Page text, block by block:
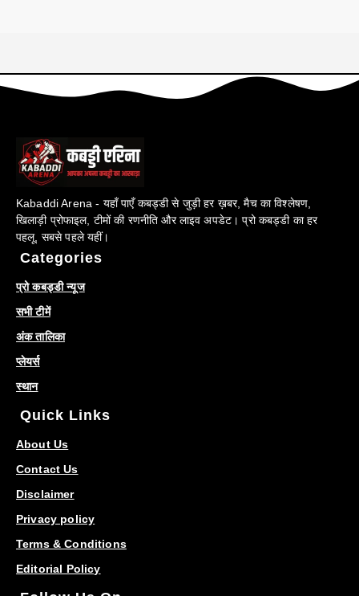
Kabaddi Arena - यहाँ पाएँ कबड्डी से जुड़ी हर ख़बर, मैच का विश्लेषण,
खिलाड़ी प्रोफाइल, टीमों की रणनीति और लाइव अपडेट। प्रो कबड्डी का हर
पहलू, सबसे पहले यहीं।
Categories
प्रो कबड्डी न्यूज
सभी टीमें
अंक तालिका
प्लेयर्स
स्थान
Quick Links
About Us
Contact Us
Disclaimer
Privacy policy
Terms & Conditions
Editorial Policy